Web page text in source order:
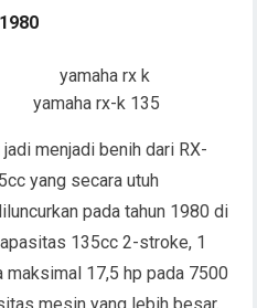
yamaha rx-k 135
menjadi benih dari RX-
yang secara utuh
pada tahun 1980 di
135cc 2-stroke, 1
17,5 hp pada 7500